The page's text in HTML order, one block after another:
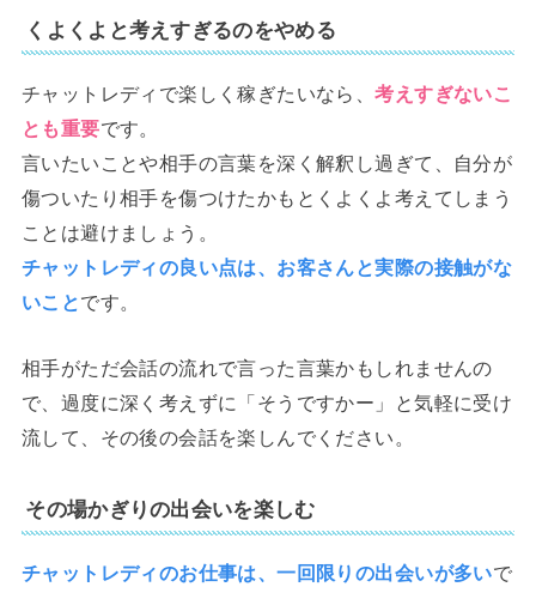
くよくよと考えすぎるのをやめる
チャットレディで楽しく稼ぎたいなら、考えすぎないこ
とも重要です。
言いたいことや相手の言葉を深く解釈し過ぎて、自分が
傷ついたり相手を傷つけたかもとくよくよ考えてしまう
ことは避けましょう。
チャットレディの良い点は、お客さんと実際の接触がな
いことです。
相手がただ会話の流れで言った言葉かもしれませんの
で、過度に深く考えずに「そうですかー」と気軽に受け
流して、その後の会話を楽しんでください。
その場かぎりの出会いを楽しむ
チャットレディのお仕事は、一回限りの出会いが多いで